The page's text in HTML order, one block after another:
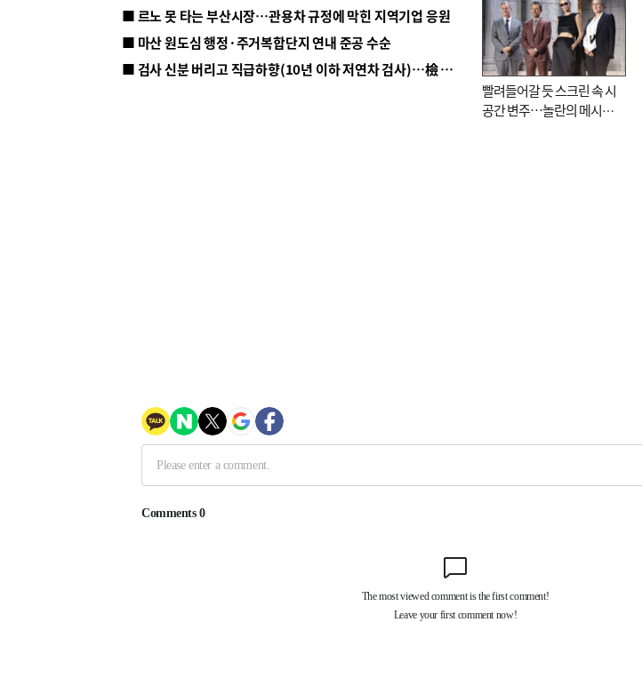
■ 르노 못 타는 부산시장…관용차 규정에 막힌 지역기업 응원
■ 마산 원도심 행정·주거복합단지 연내 준공 수순
■ 검사 신분 버리고 직급하향(10년 이하 저연차 검사)…檢 중수청행 기피
빨려들어갈 듯 스크린 속 시
공간 변주…놀란의 메시지